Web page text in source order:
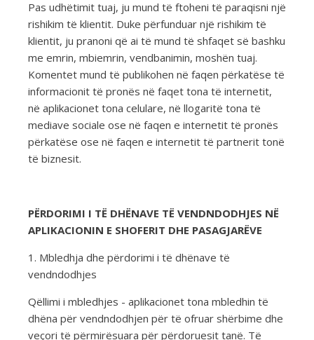
Pas udhëtimit tuaj, ju mund të ftoheni të paraqisni një
rishikim të klientit. Duke përfunduar një rishikim të
klientit, ju pranoni që ai të mund të shfaqet së bashku
me emrin, mbiemrin, vendbanimin, moshën tuaj.
Komentet mund të publikohen në faqen përkatëse të
informacionit të pronës në faqet tona të internetit,
në aplikacionet tona celulare, në llogaritë tona të
mediave sociale ose në faqen e internetit të pronës
përkatëse ose në faqen e internetit të partnerit tonë
të biznesit.
PËRDORIMI I TË DHËNAVE TË VENDNDODHJES NË
APLIKACIONIN E SHOFERIT DHE PASAGJARËVE
1. Mbledhja dhe përdorimi i të dhënave të
vendndodhjes
Qëllimi i mbledhjes - aplikacionet tona mbledhin të
dhëna për vendndodhjen për të ofruar shërbime dhe
veçori të përmirësuara për përdoruesit tanë. Të